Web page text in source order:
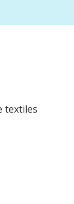
textiles